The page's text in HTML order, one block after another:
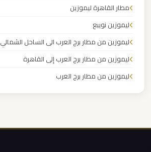
مطار القاهرة ليموزين
ليموزين نويبع
ليموزين من مطار برج العرب الى الساحل الشمالي
ليموزين من مطار برج العرب إلى القاهرة
ليموزين من مطار برج العرب
ليموزين من مطار القاهرة
ليموزين من القاهرة الى مطار برج العرب
ليموزين
ليموزين